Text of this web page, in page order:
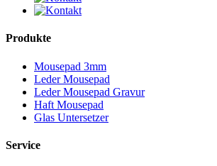
Produkte
Mousepad 3mm
Leder Mousepad
Leder Mousepad Gravur
Haft Mousepad
Glas Untersetzer
Service